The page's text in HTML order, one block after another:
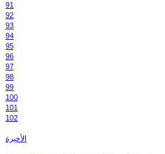
91
92
93
94
95
96
97
98
99
100
101
102
الأخيرة